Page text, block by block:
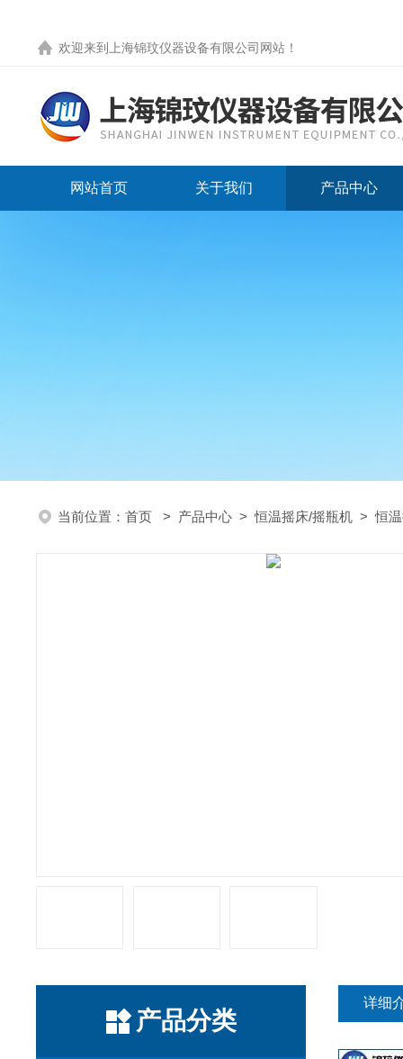
欢迎来到 上海锦玟仪器设备有限公司网站 ！
网站首页 关于我们 产品中心
当前位置： 首页 > 产品中心 >恒温摇床/摇瓶机 >恒
产品分类
详细